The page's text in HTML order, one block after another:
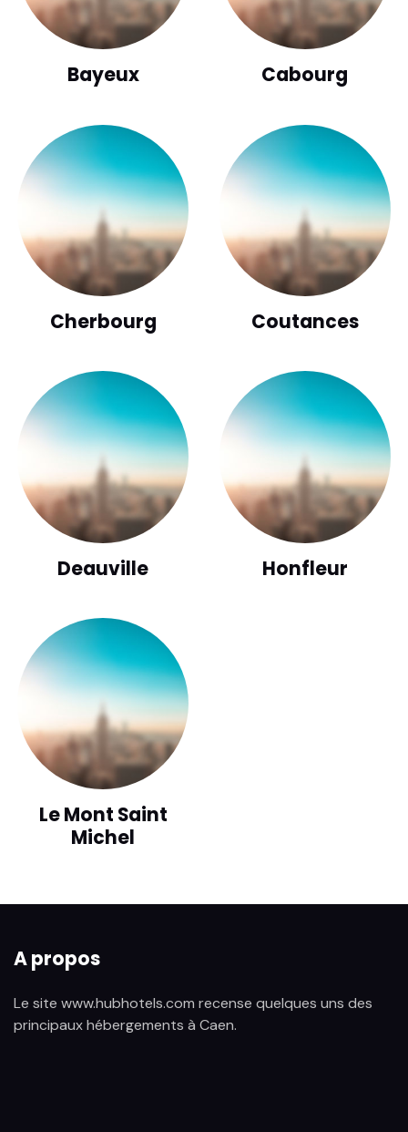
Bayeux Cabourg
Cherbourg Coutances
Deauville Honfleur
Le Mont Saint
Michel
A propos
Le site www.hubhotels.com recense quelques uns des
principaux hébergements à Caen.